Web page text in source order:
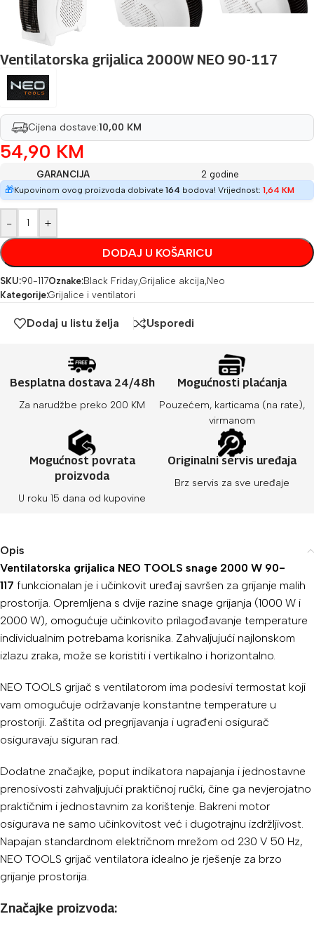
Ventilatorska grijalica 2000W NEO 90-117
Cijena dostave:10,00 KM
54,90 KM
GARANCIJA
2 godine
🎁Kupovinom ovog proizvoda dobivate 164 bodova! Vrijednost: 1,64 KM
- +
DODAJ U KOŠARICU
SKU:90-117Oznake:Black Friday,Grijalice akcija,Neo
Kategorije:Grijalice i ventilatori
Dodaj u listu želja Usporedi
Besplatna dostava 24/48h
Za narudžbe preko 200 KM
Mogućnosti plaćanja
Pouzećem, karticama (na rate),
virmanom
Mogućnost povrata
proizvoda
U roku 15 dana od kupovine
Originalni servis uređaja
Brz servis za sve uređaje
Opis
Ventilatorska grijalica NEO TOOLS snage 2000 W 90-
117 funkcionalan je i učinkovit uređaj savršen za grijanje malih
prostorija. Opremljena s dvije razine snage grijanja (1000 W i
2000 W), omogućuje učinkovito prilagođavanje temperature
individualnim potrebama korisnika. Zahvaljujući najlonskom
izlazu zraka, može se koristiti i vertikalno i horizontalno.
NEO TOOLS grijač s ventilatorom ima podesivi termostat koji
vam omogućuje održavanje konstantne temperature u
prostoriji. Zaštita od pregrijavanja i ugrađeni osigurač
osiguravaju siguran rad.
Dodatne značajke, poput indikatora napajanja i jednostavne
prenosivosti zahvaljujući praktičnoj ručki, čine ga nevjerojatno
praktičnim i jednostavnim za korištenje. Bakreni motor
osigurava ne samo učinkovitost već i dugotrajnu izdržljivost.
Napajan standardnom električnom mrežom od 230 V 50 Hz,
NEO TOOLS grijač ventilatora idealno je rješenje za brzo
grijanje prostorija.
Značajke proizvoda: